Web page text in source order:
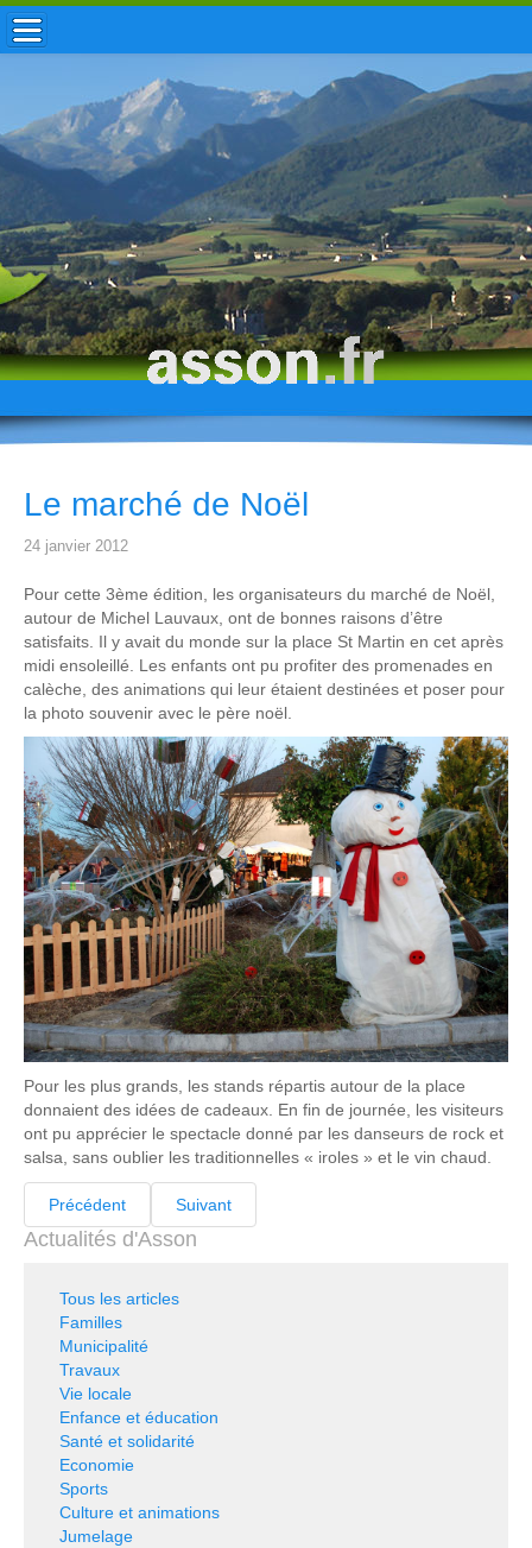
ACCUEIL / INFOS
MUNICIPALITÉ
VIE LOCALE
ENFANCE
TOURISME
HISTOIRE
Le marché de Noël
24 janvier 2012
Pour cette 3ème édition, les organisateurs du marché de Noël,
autour de Michel Lauvaux, ont de bonnes raisons d’être
satisfaits. Il y avait du monde sur la place St Martin en cet après
midi ensoleillé. Les enfants ont pu profiter des promenades en
calèche, des animations qui leur étaient destinées et poser pour
la photo souvenir avec le père noël.
Pour les plus grands, les stands répartis autour de la place
donnaient des idées de cadeaux. En fin de journée, les visiteurs
ont pu apprécier le spectacle donné par les danseurs de rock et
salsa, sans oublier les traditionnelles « iroles » et le vin chaud.
Précédent Suivant
Actualités d'Asson
Tous les articles
Familles
Municipalité
Travaux
Vie locale
Enfance et éducation
Santé et solidarité
Economie
Sports
Culture et animations
Jumelage